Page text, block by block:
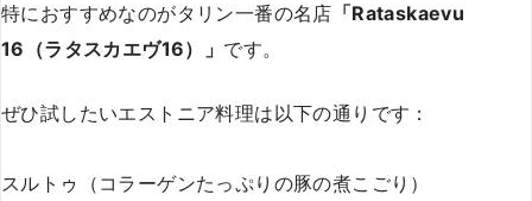
特におすすめなのがタリン一番の名店 「Rataskaevu
16（ラタスカエヴ16）」 です。
ぜひ試したいエストニア料理は以下の通りです：
スルトゥ（コラーゲンたっぷりの豚の煮こごり）